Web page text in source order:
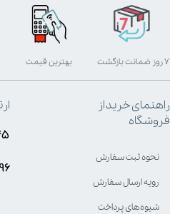
بهترین قیمت ۷ روز ضمانت بازگشت
راهنمای خرید از
فروشگاه
نحوه ثبت سفارش
رویه ارسال سفارش
شیوه‌های پرداخت